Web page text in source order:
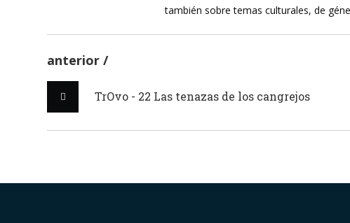
también sobre temas culturales, de
anterior
TrOvo - 22 Las tenazas de los cangrejos